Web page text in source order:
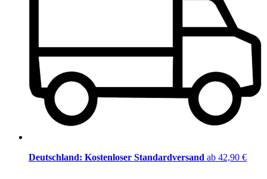
Deutschland: Kostenloser Standardversand ab 42,90 €